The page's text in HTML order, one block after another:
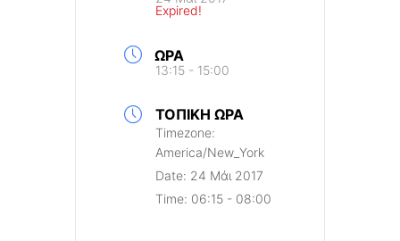
Expired!
ΏΡΑ
13:15 - 15:00
ΤΟΠΙΚΉ ΏΡΑ
Timezone:
America/New_York
Date: 24 Μάι 2017
Time: 06:15 - 08:00